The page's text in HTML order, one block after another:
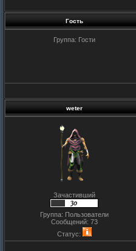
Гость
Группа: Гости
weter
Зачастивший
Группа: Пользователи
Сообщений: 73
Статус: